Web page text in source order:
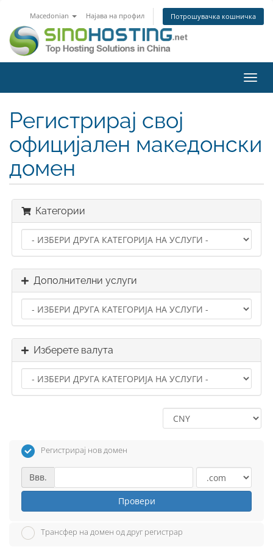
Macedonian Најава на профил Потрошувачка кошничка
ја
Регистрирај свој
официјален македонски
домен
Категории
Дополнителни услуги
Изберете валута
Регистрирај нов домен
Ввв.
Провери
Трансфер на домен од друг регистрар